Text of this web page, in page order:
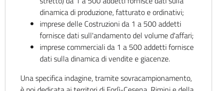
dinamica di produzione, fatturato e ordinativi;
imprese delle Costruzioni da 1 a 500 addetti
fornisce dati sull'andamento del volume d'affari;
imprese commerciali da 1 a 500 addetti fornisce
dati sulla dinamica di vendite e giacenze.
Una specifica indagine, tramite sovracampionamento,